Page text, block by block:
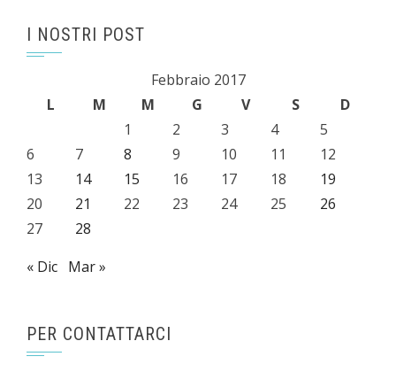
I NOSTRI POST
Febbraio 2017
L
M M G V S
D
1
2 3 4
5
6
7 8 9 10 11
12
13
14 15 16 17 18
19
20
21 22 23 24 25
26
27
28
« Dic Mar »
PER CONTATTARCI